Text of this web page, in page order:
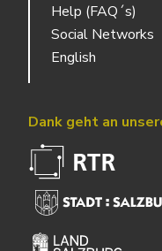
Help (FAQ´s)
Social Networks
English
Dank geht an